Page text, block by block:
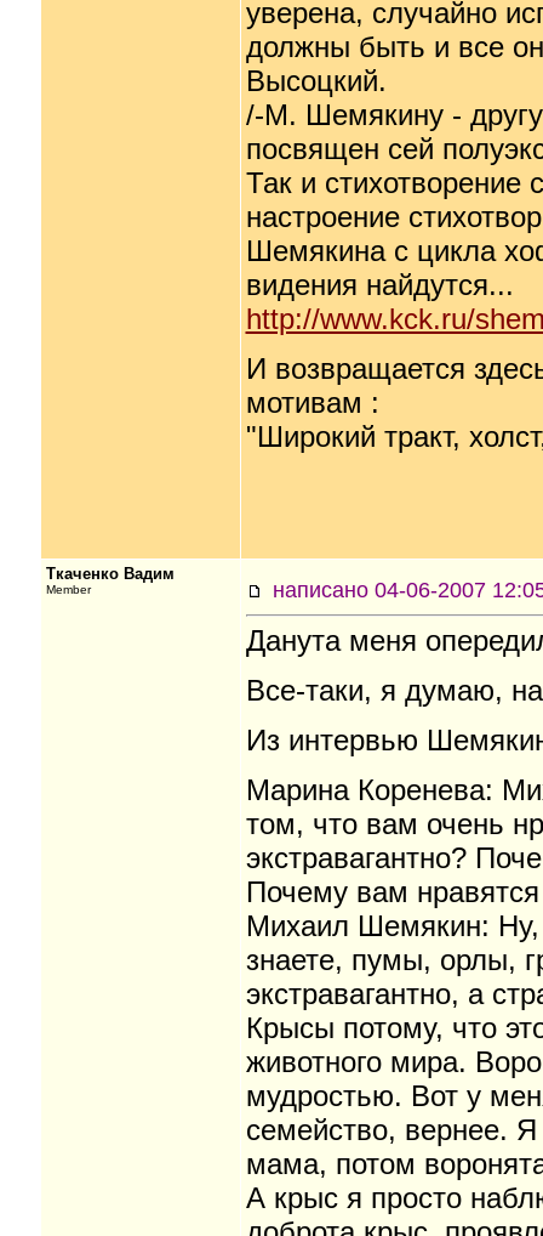
уверена, случайно
должны быть и все
Высоцкий.
/-М. Шемякину -
посвящен сей
Так и
настроение
Шемякина с цикла
видения найдутся...
http://www.kck.ru/
И возвращается
мотивам :
"Широкий тракт,
Ткаченко Вадим
Member написано 04-06-2007
Данута меня
Все-таки, я думаю,
Из интервью
Марина Коренева:
том, что вам очень
экстравагантно?
Почему вам
Михаил Шемякин: Ну,
знаете, пумы, орлы,
экстравагантно, а
Крысы потому, что
животного мира.
мудростью. Вот у
семейство, вернее.
мама, потом
А крыс я просто